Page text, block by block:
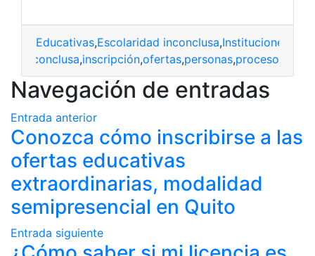
Educativas,Escolaridad inconclusa,Instituciones
Inconclusa,inscripción,ofertas,personas,proceso
Navegación de entradas
Entrada anterior
Conozca cómo inscribirse a las
ofertas educativas
extraordinarias, modalidad
semipresencial en Quito
Entrada siguiente